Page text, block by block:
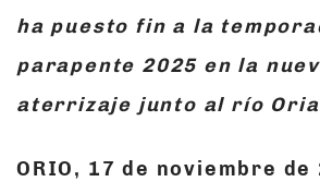
ha puesto fin a la
parapente 2025 en la
aterrizaje junto al río
ORIO, 17 de noviembre de